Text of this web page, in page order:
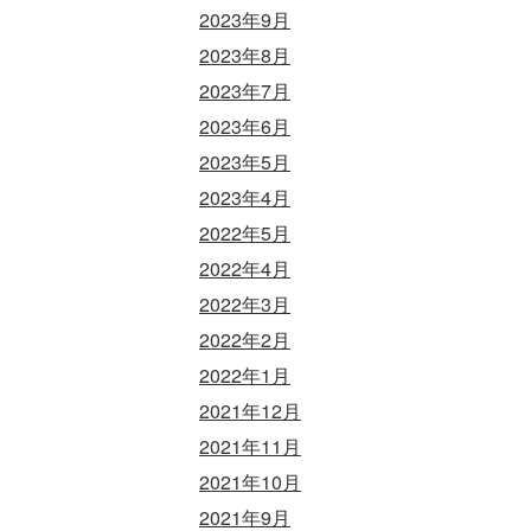
2023年9月
2023年8月
2023年7月
2023年6月
2023年5月
2023年4月
2022年5月
2022年4月
2022年3月
2022年2月
2022年1月
2021年12月
2021年11月
2021年10月
2021年9月